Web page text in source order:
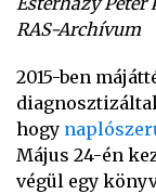
RAS-Archívum
2015-ben
hogy
Május 24-én
végül egy